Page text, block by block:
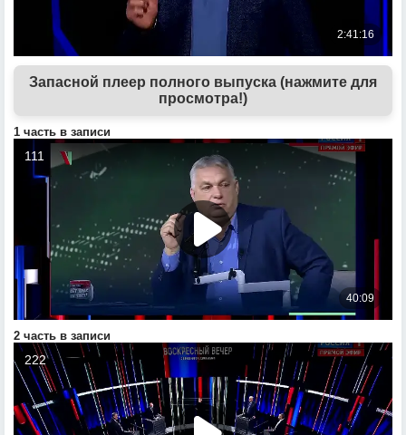
Запасной плеер полного выпуска (нажмите для
просмотра!)
1 часть в записи
2 часть в записи